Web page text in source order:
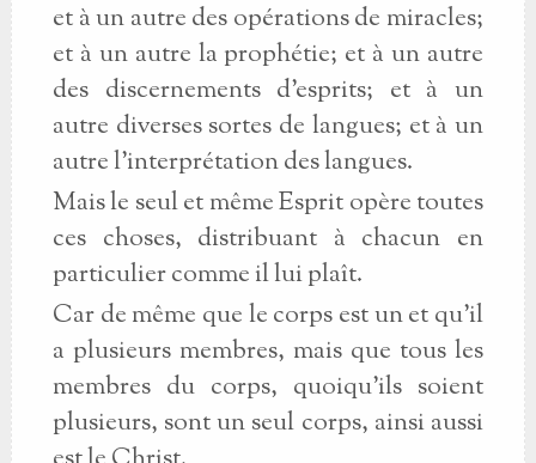
et à un autre des opérations de miracles;
et à un autre la prophétie; et à un autre
des discernements d’esprits; et à un
autre diverses sortes de langues; et à un
autre l’interprétation des langues.
Mais le seul et même Esprit opère toutes
ces choses, distribuant à chacun en
particulier comme il lui plaît.
Car de même que le corps est un et qu’il
a plusieurs membres, mais que tous les
membres du corps, quoiqu’ils soient
plusieurs, sont un seul corps, ainsi aussi